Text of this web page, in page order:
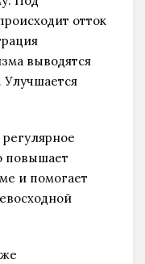
отток
выводятся
повышает
и помогает